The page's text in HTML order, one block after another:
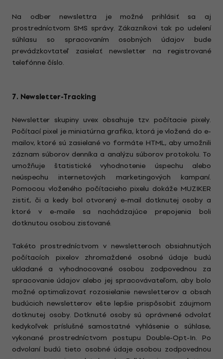
Na odber newslettra je možné prihlásiť sa aj
prostredníctvom SMS správy. Zákazníkovi tak po udelení
súhlasu so spracovaním osobných údajov bude
prevádzkovtateľ zasielať newsletter na registrované
telefónne číslo.
7. Newsletter-Tracking
Newsletter skupiny uvex obsahuje tzv. počítacie pixely.
Počítací pixel je miniatúrna grafika, ktorá je vložená do e-
mailov, ktoré sú zasielané vo formáte HTML, aby umožnili
záznam súborov denníka a analýzu súborov protokolu. To
umožňuje štatistické vyhodnotenie úspechu alebo
neúspechu internetových marketingových kampaní.
Pomocou vloženého počítacieho pixelu dokáže MUZIKER
zistiť, či a kedy bol otvorený e-mail dotknutej osoby a
ktoré v e-maile sa nachádzajúce prepojenia boli
dotknutou osobou zisťované.
Takéto prostredníctvom v newsletteroch obsiahnutých
počítacích pixelov zhromaždené osobné údaje budú
ukladané a vyhodnocované osobou zodpovednou za
spracovanie údajov alebo jej spracovávateľom, aby bolo
možné optimalizovať rozosielanie newsletterov a obsah
budúcich newsletterov ešte lepšie prispôsobiť záujmom
dotknutej osoby. Dotknuté osoby sú oprávnené odvolať
kedykoľvek príslušné samostatné vyhlásenie o súhlase,
vykonané prostredníctvom postupu Double-Opt-In. Po
odvolaní budú tieto osobné údaje osobou zodpovednou